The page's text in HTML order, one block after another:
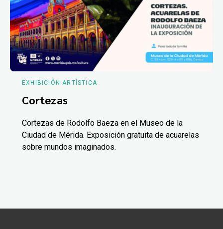
EXHIBICIÓN ARTÍSTICA
Cortezas
Cortezas de Rodolfo Baeza en el Museo de la
Ciudad de Mérida. Exposición gratuita de acuarelas
sobre mundos imaginados.